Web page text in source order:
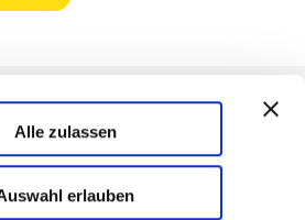
Alle zulassen
erlauben